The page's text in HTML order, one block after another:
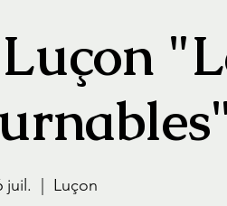
juil. Luçon